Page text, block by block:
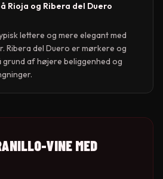
Rioja og Ribera del Duero
lettere og mere elegant med
Ribera del Duero er mørkere og
af højere beliggenhed og
-VINE MED